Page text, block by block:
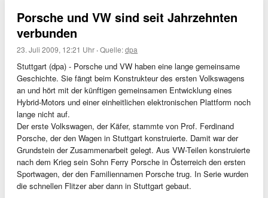
Porsche und VW sind seit Jahrzehnten
verbunden
23. Juli 2009, 12:21 Uhr ·Quelle:dpa
Stuttgart (dpa) - Porsche und VW haben eine lange gemeinsame
Geschichte. Sie fängt beim Konstrukteur des ersten Volkswagens
an und hört mit der künftigen gemeinsamen Entwicklung eines
Hybrid-Motors und einer einheitlichen elektronischen Plattform noch
lange nicht auf.
Der erste Volkswagen, der Käfer, stammte von Prof. Ferdinand
Porsche, der den Wagen in Stuttgart konstruierte. Damit war der
Grundstein der Zusammenarbeit gelegt. Aus VW-Teilen konstruierte
nach dem Krieg sein Sohn Ferry Porsche in Österreich den ersten
Sportwagen, der den Familiennamen Porsche trug. In Serie wurden
die schnellen Flitzer aber dann in Stuttgart gebaut.